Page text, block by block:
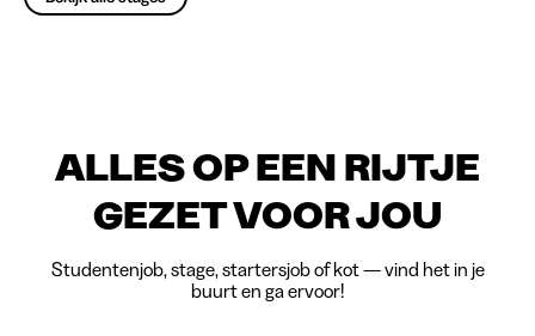
ALLES OP EEN RIJTJE
GEZET VOOR JOU
Studentenjob, stage, startersjob of kot — vind het in je
buurt en ga ervoor!